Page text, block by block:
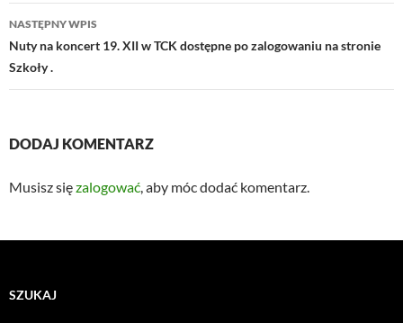
NASTĘPNY WPIS
Nuty na koncert 19. XII w TCK dostępne po zalogowaniu na stronie
Szkoły .
DODAJ KOMENTARZ
Musisz sięzalogować, aby móc dodać komentarz.
SZUKAJ